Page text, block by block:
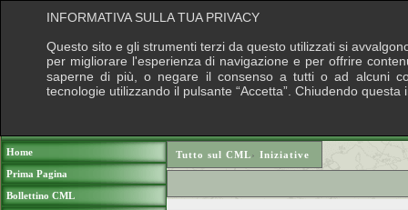
Home
Prima Pagina
Bollettino CML
Tutto sul CML› Iniziative
INFORMATIVA SULLA TUA PRIVACY
Questo sito e gli strumenti terzi da questo utilizzati si
per migliorare l'esperienza di navigazione e per offrire
saperne di più, o negare il consenso a tutti o ad alcuni
tecnologie utilizzando il pulsante “Accetta”. Chiudendo